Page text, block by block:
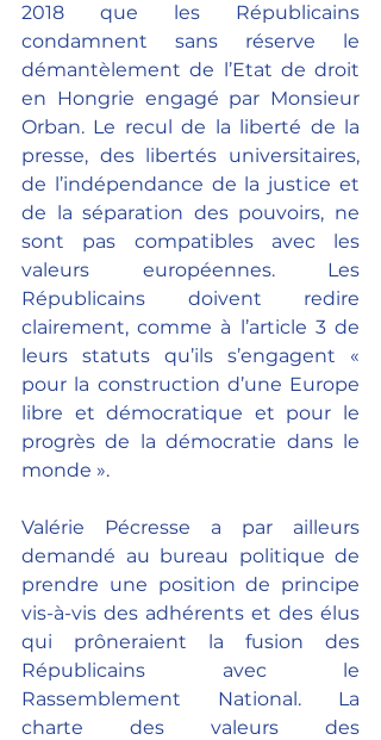
2018 que les Républicains
condamnent sans réserve le
démantèlement de l’Etat de droit
en Hongrie engagé par Monsieur
Orban. Le recul de la liberté de la
presse, des libertés universitaires,
de l’indépendance de la justice et
de la séparation des pouvoirs, ne
sont pas compatibles avec les
valeurs européennes. Les
Républicains doivent redire
clairement, comme à l’article 3 de
leurs statuts qu’ils s’engagent «
pour la construction d’une Europe
libre et démocratique et pour le
progrès de la démocratie dans le
monde ».
Valérie Pécresse a par ailleurs
demandé au bureau politique de
prendre une position de principe
vis-à-vis des adhérents et des élus
qui prôneraient la fusion des
Républicains avec le
Rassemblement National. La
charte des valeurs des